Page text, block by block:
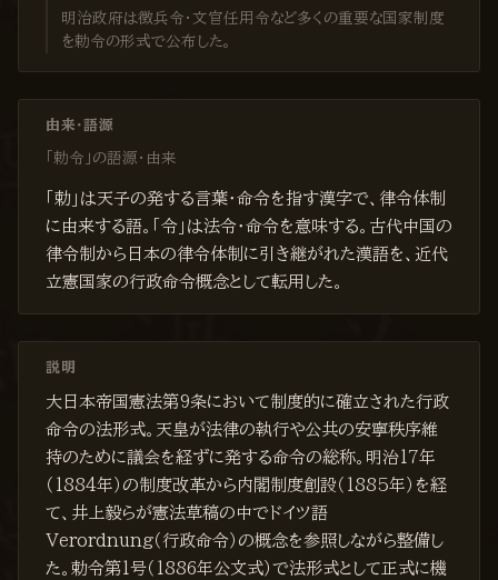
明治政府は徴兵令・文官任用令など多くの重要な国家制度
を勅令の形式で公布した。
由来・語源
「 勅令 」の語源・由来
「勅」は天子の発する言葉・命令を指す漢字で、律令体制
に由来する語。「令」は法令・命令を意味する。古代中国の
律令制から日本の律令体制に引き継がれた漢語を、近代
立憲国家の行政命令概念として転用した。
説明
大日本帝国憲法第9条において制度的に確立された行政
命令の法形式。天皇が法律の執行や公共の安寧秩序維
持のために議会を経ずに発する命令の総称。明治17年
（1884年）の制度改革から内閣制度創設（1885年）を経
て、井上毅らが憲法草稿の中でドイツ語
Verordnung（行政命令）の概念を参照しながら整備し
た。勅令第1号（1886年公文式）で法形式として正式に機